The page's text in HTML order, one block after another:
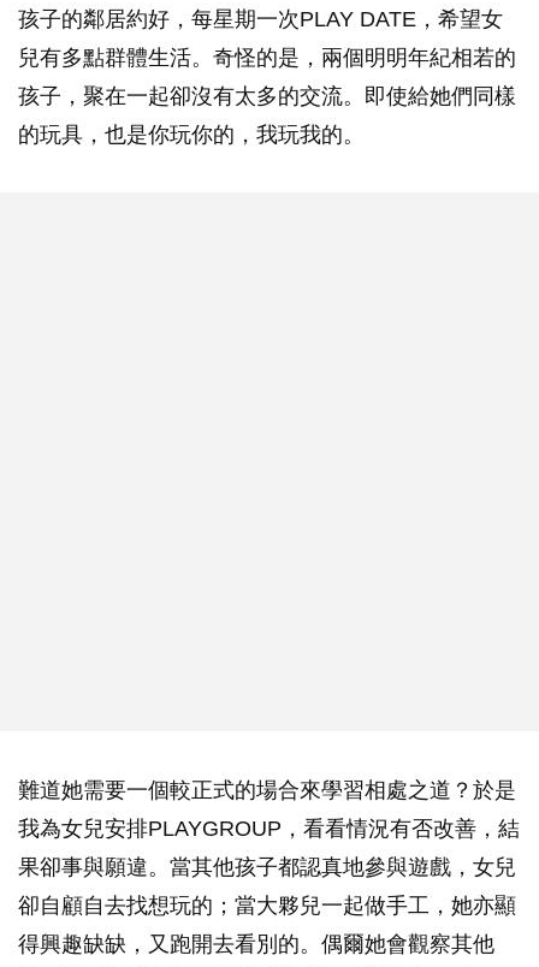
孩子的鄰居約好，每星期一次PLAY DATE，希望女
兒有多點群體生活。奇怪的是，兩個明明年紀相若的
孩子，聚在一起卻沒有太多的交流。即使給她們同樣
的玩具，也是你玩你的，我玩我的。
難道她需要一個較正式的場合來學習相處之道？於是
我為女兒安排PLAYGROUP，看看情況有否改善，結
果卻事與願違。當其他孩子都認真地參與遊戲，女兒
卻自顧自去找想玩的；當大夥兒一起做手工，她亦顯
得興趣缺缺，又跑開去看別的。偶爾她會觀察其他